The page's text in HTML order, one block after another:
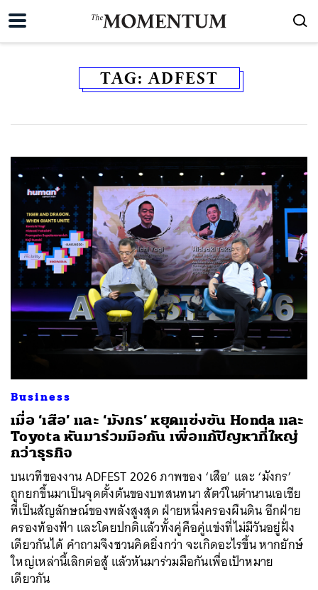
TAG:ADFEST
Business
เมื่อ ‘เสือ’ และ ‘มังกร’ หยุดแข่งขัน Honda และ
Toyota หันมาร่วมมือกัน เพื่อแก้ปัญหาที่ใหญ่
กว่าธุรกิจ
บนเวทีของงาน ADFEST 2026 ภาพของ ‘เสือ’ และ ‘มังกร’
ถูกยกขึ้นมาเป็นจุดตั้งต้นของบทสนทนา สัตว์ในตำนานเอเชีย
ที่เป็นสัญลักษณ์ของพลังสูงสุด ฝ่ายหนึ่งครองผืนดิน อีกฝ่าย
ครองท้องฟ้า และโดยปกติแล้วทั้งคู่คือคู่แข่งที่ไม่มีวันอยู่ฝั่ง
เดียวกันได้ คำถามจึงชวนคิดยิ่งกว่า จะเกิดอะไรขึ้น หากยักษ์
ใหญ่เหล่านี้เลิกต่อสู้ แล้วหันมาร่วมมือกันเพื่อเป้าหมาย
เดียวกัน